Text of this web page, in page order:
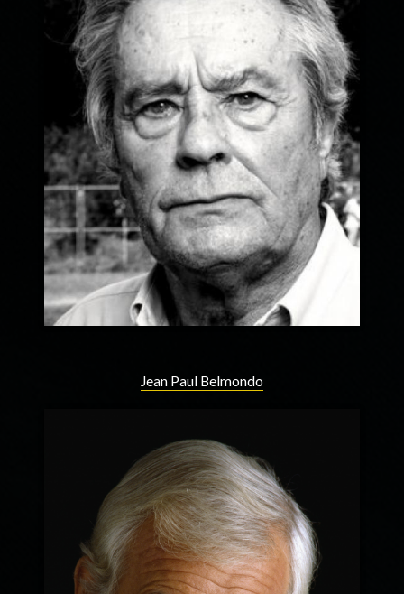
Jean Paul Belmondo